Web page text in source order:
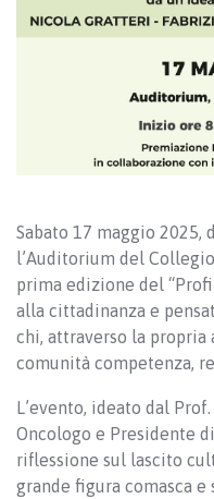
Sabato 17 maggio 2025,
l’Auditorium del
prima edizione del
alla cittadinanza e
chi, attraverso la
comunità competenza,
L’evento, ideato dal
Oncologo e Presidente
riflessione sul lascito
grande figura comasca